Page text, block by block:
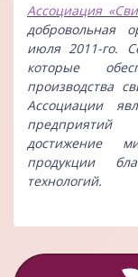
Ассоциация
добровольная
июля 2011-го.
которые
производства
Ассоциации
достижение
продукции
технологий.